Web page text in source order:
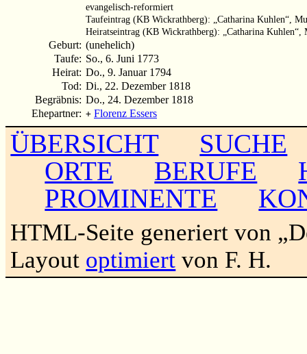
evangelisch-reformiert
Taufeintrag (KB Wickrathberg): „Catharina Kuhlen“,
Heiratseintrag (KB Wickrathberg): „Catharina Kuhlen“,
Geburt: (unehelich)
Taufe: So., 6. Juni 1773
Heirat: Do., 9. Januar 1794
Tod: Di., 22. Dezember 1818
Begräbnis: Do., 24. Dezember 1818
Ehepartner: + Florenz Essers
ÜBERSICHT
SUCHE
ORTE
BERUFE
PROMINENTE
HTML-Seite generiert von
Layout optimiert von F. H.